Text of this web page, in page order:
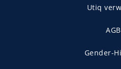
Utiq
AGB
Gender-